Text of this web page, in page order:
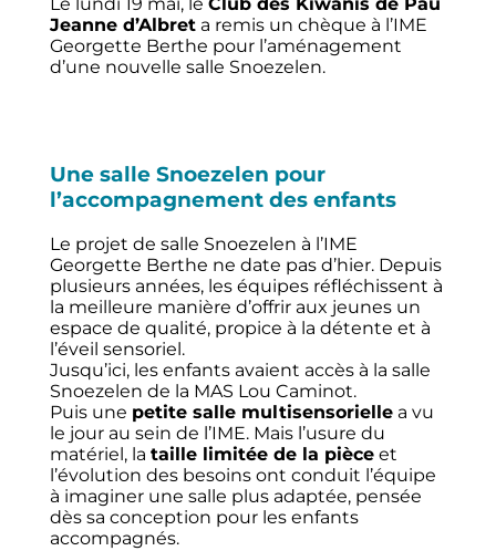
Jeanne d’Albreta remis un chèque à l’IME
Georgette Berthe pour l’aménagement
d’une nouvelle salle Snoezelen.
Une salle Snoezelen pour
l’accompagnement des enfants
Le projet de salle Snoezelen à l’IME
Georgette Berthe ne date pas d’hier. Depuis
plusieurs années, les équipes réfléchissent à
la meilleure manière d’offrir aux jeunes un
espace de qualité, propice à la détente et à
l’éveil sensoriel.
Jusqu’ici, les enfants avaient accès à la salle
Snoezelen de la MAS Lou Caminot.
Puis une petite salle multisensoriellea vu
le jour au sein de l’IME. Mais l’usure du
matériel, la taille limitée de la pièceet
l’évolution des besoins ont conduit l’équipe
à imaginer une salle plus adaptée, pensée
dès sa conception pour les enfants
accompagnés.